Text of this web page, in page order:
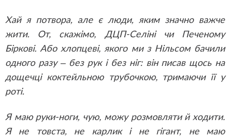
Хай я потвора, але є люди, яким значно важче
жити. От, скажімо, ДЦП-Селіні чи Печеному
Біркові. Або хлопцеві, якого ми з Нільсом бачили
одного разу – без рук і без ніг: він писав щось на
дощечці коктейльною трубочкою, тримаючи її у
роті.
Я маю руки-ноги, чую, можу розмовляти й ходити.
Я не товста, не карлик і не гігант, не маю